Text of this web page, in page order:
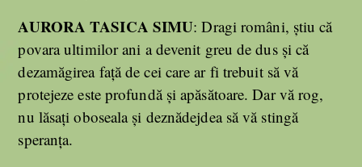
AURORA TASICA SIMU: Dragi români, știu că
povara ultimilor ani a devenit greu de dus și că
dezamăgirea față de cei care ar fi trebuit să vă
protejeze este profundă și apăsătoare. Dar vă rog,
nu lăsați oboseala și deznădejdea să vă stingă
speranța.